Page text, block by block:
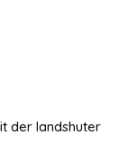
der landshuter